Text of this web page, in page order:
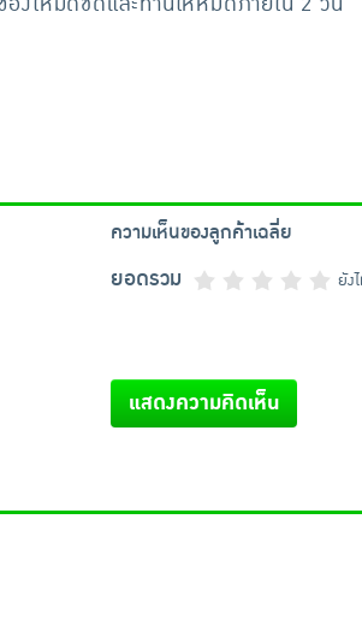
ความเห็นของลูกค้าเฉลี่ย
ยอดรวม ยัง
แสดงความคิดเห็น